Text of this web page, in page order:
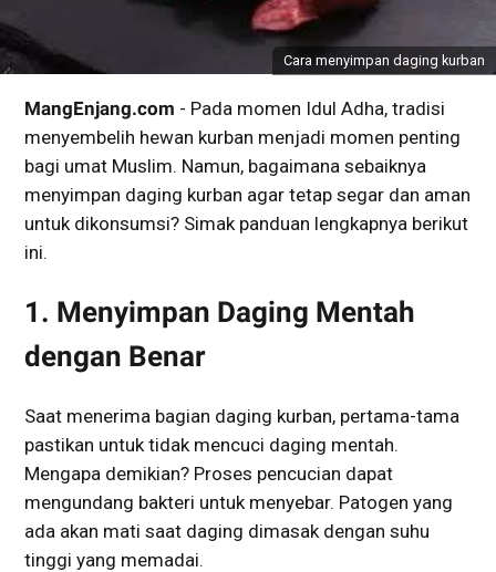
Cara menyimpan daging kurban
MangEnjang.com - Pada momen Idul Adha, tradisi
menyembelih hewan kurban menjadi momen penting
bagi umat Muslim. Namun, bagaimana sebaiknya
menyimpan daging kurban agar tetap segar dan aman
untuk dikonsumsi? Simak panduan lengkapnya berikut
ini.
1. Menyimpan Daging Mentah
dengan Benar
Saat menerima bagian daging kurban, pertama-tama
pastikan untuk tidak mencuci daging mentah.
Mengapa demikian? Proses pencucian dapat
mengundang bakteri untuk menyebar. Patogen yang
ada akan mati saat daging dimasak dengan suhu
tinggi yang memadai.